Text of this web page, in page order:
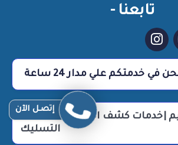
تابعنا -
في خدمتكم علي مدار 24 ساعة
|خدمات كشف التسربات |خدمات
التسليك
إتصـل الآن